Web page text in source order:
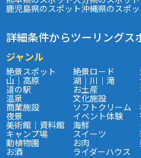
鹿児島県のスポット沖縄県のスポッ
詳細条件からツーリングス
ジャンル
絶景スポット 絶景ロード
山｜高原 湖｜川｜滝
道の駅 お土産
温泉 文化施設
商業施設 ソフトクリーム
夜景 イベント体験
美術館｜資料館 海鮮
キャンプ場 スイーツ
動植物園 お肉
お酒 ライダーハウス